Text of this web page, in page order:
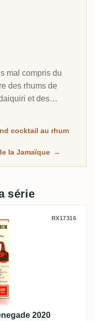
mal compris du
des rhums de
et des
Cette page
de RumX, des
de-vie de pur jus
cocktail au rhum
la Jamaïque →
série
Renegade
RX17316
2020